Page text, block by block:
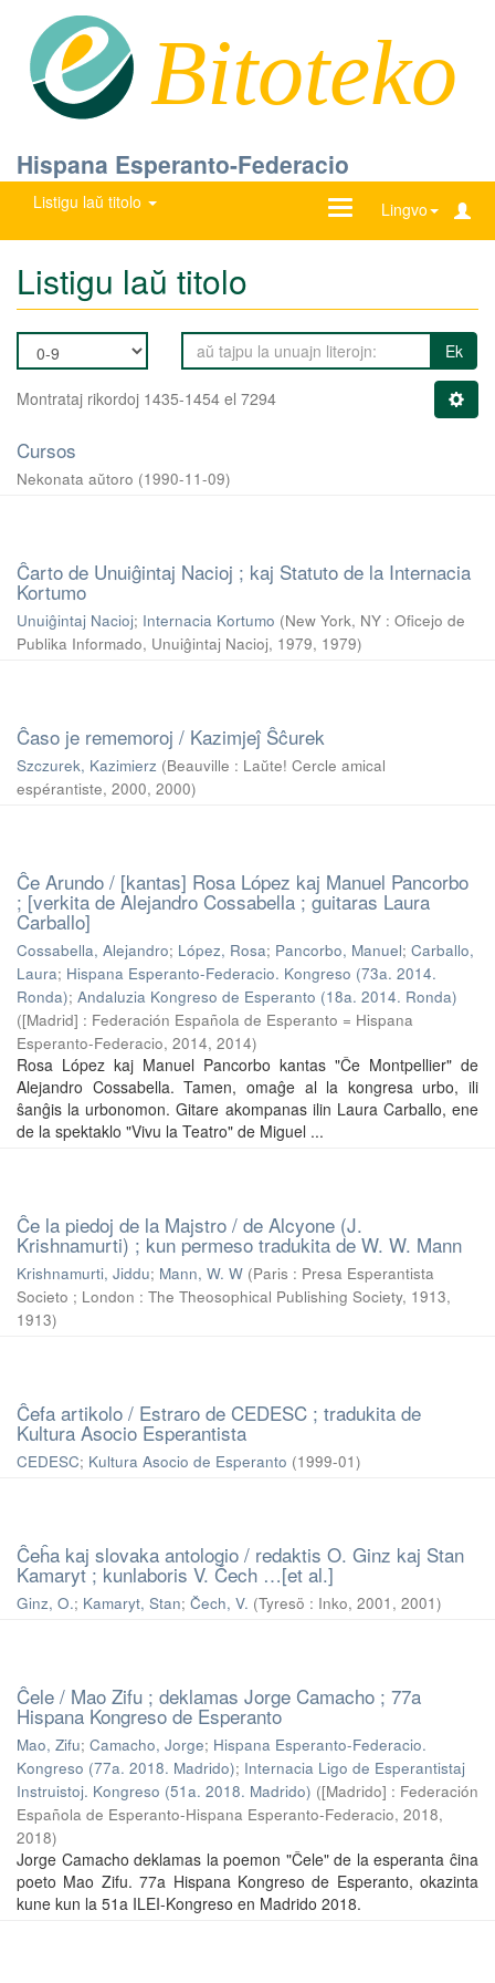
Bitoteko
Hispana Esperanto-Federacio
Listigu laŭ titolo Lingvo
Ŝanĝu
Listigu laŭ titolo
Ek
Montrataj rikordoj 1435-1454 el 7294
Cursos
Nekonata aŭtoro (1990-11-09)
Ĉarto de Unuiĝintaj Nacioj ; kaj Statuto de la Internacia
Kortumo
Unuiĝintaj Nacioj; Internacia Kortumo (New York, NY : Oficejo de
Publika Informado, Unuiĝintaj Nacioj, 1979, 1979)
Ĉaso je rememoroj / Kazimjeĵ Ŝĉurek
Szczurek, Kazimierz (Beauville : Laŭte! Cercle amical
espérantiste, 2000, 2000)
Ĉe Arundo / [kantas] Rosa López kaj Manuel Pancorbo
; [verkita de Alejandro Cossabella ; guitaras Laura
Carballo]
Cossabella, Alejandro; López, Rosa; Pancorbo, Manuel; Carballo,
Laura; Hispana Esperanto-Federacio. Kongreso (73a. 2014.
Ronda); Andaluzia Kongreso de Esperanto (18a. 2014. Ronda)
([Madrid] : Federación Española de Esperanto = Hispana
Esperanto-Federacio, 2014, 2014)
Rosa López kaj Manuel Pancorbo kantas "Ĉe Montpellier" de
Alejandro Cossabella. Tamen, omaĝe al la kongresa urbo, ili
ŝanĝis la urbonomon. Gitare akompanas ilin Laura Carballo, ene
de la spektaklo "Vivu la Teatro" de Miguel ...
Ĉe la piedoj de la Majstro / de Alcyone (J.
Krishnamurti) ; kun permeso tradukita de W. W. Mann
Krishnamurti, Jiddu; Mann, W. W (Paris : Presa Esperantista
Societo ; London : The Theosophical Publishing Society, 1913,
1913)
Ĉefa artikolo / Estraro de CEDESC ; tradukita de
Kultura Asocio Esperantista
CEDESC; Kultura Asocio de Esperanto (1999-01)
Ĉeĥa kaj slovaka antologio / redaktis O. Ginz kaj Stan
Kamaryt ; kunlaboris V. Čech …[et al.]
Ginz, O.; Kamaryt, Stan; Čech, V. (Tyresö : Inko, 2001 , 2001)
Ĉele / Mao Zifu ; deklamas Jorge Camacho ; 77a
Hispana Kongreso de Esperanto
Mao, Zifu; Camacho, Jorge; Hispana Esperanto-Federacio.
Kongreso (77a. 2018. Madrido); Internacia Ligo de Esperantistaj
Instruistoj. Kongreso (51a. 2018. Madrido) ([Madrido] : Federación
Española de Esperanto-Hispana Esperanto-Federacio, 2018,
2018)
Jorge Camacho deklamas la poemon "Ĉele" de la esperanta ĉina
poeto Mao Zifu. 77a Hispana Kongreso de Esperanto, okazinta
kune kun la 51a ILEI-Kongreso en Madrido 2018.